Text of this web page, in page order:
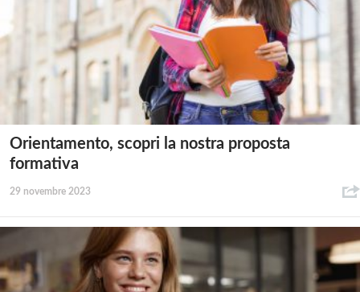
Orientamento, scopri la nostra proposta
formativa
29 novembre 2023